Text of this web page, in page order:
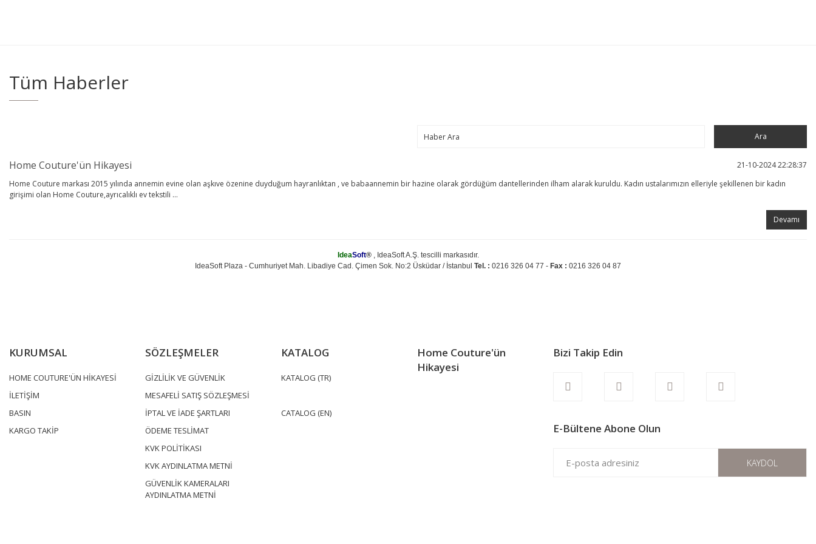
Tüm Haberler
Home Couture'ün Hikayesi
21-10-2024 22:28:37
Home Couture markası 2015 yılında annemin evine olan aşkıve özenine duyduğum hayranlıktan , ve babaannemin bir hazine olarak gördüğüm dantellerinden ilham alarak kuruldu. Kadın ustalarımızın elleriyle şekillenen bir kadın
girişimi olan Home Couture,ayrıcalıklı ev tekstili ...
Devamı
IdeaSoft®, IdeaSoft A.Ş. tescilli markasıdır.
IdeaSoft Plaza - Cumhuriyet Mah. Libadiye Cad. Çimen Sok. No:2 Üsküdar / İstanbul Tel. : 0216 326 04 77 - Fax : 0216 326 04 87
KURUMSAL
HOME COUTURE'ÜN HİKAYESİ
İLETİŞİM
BASIN
KARGO TAKİP
SÖZLEŞMELER
GİZLİLİK VE GÜVENLİK
MESAFELİ SATIŞ SÖZLEŞMESİ
İPTAL VE İADE ŞARTLARI
ÖDEME TESLİMAT
KVK POLİTİKASI
KVK AYDINLATMA METNİ
GÜVENLİK KAMERALARI
AYDINLATMA METNİ
KATALOG
KATALOG (TR)
CATALOG (EN)
Home Couture'ün
Hikayesi
Bizi Takip Edin
E-Bültene Abone Olun
KAYDOL